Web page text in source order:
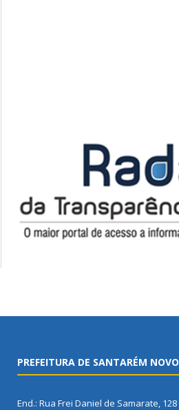
PREFEITURA DE SANTARÉM NOVO
End.: Rua Frei Daniel de Samarate, 128